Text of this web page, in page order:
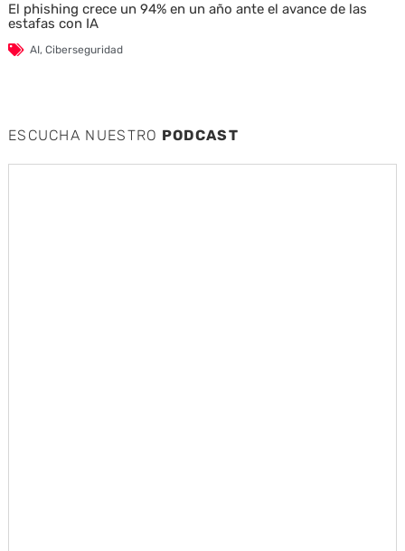
El phishing crece un 94% en un año ante el avance de las
estafas con IA
AI, Ciberseguridad
ESCUCHA NUESTRO PODCAST